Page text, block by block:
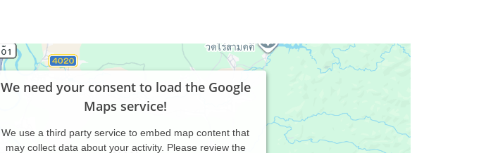
We need your consent to load the Google
Maps service!
We use a third party service to embed map content that
may collect data about your activity. Please review the